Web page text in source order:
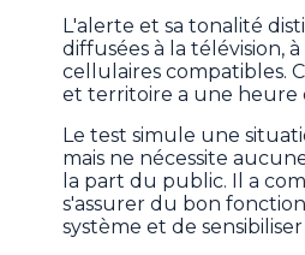
L'alerte et sa tonalité
diffusées à la télévision,
cellulaires compatibles.
et territoire a une heure
Le test simule une
mais ne nécessite
la part du public. Il a
s'assurer du bon
système et de